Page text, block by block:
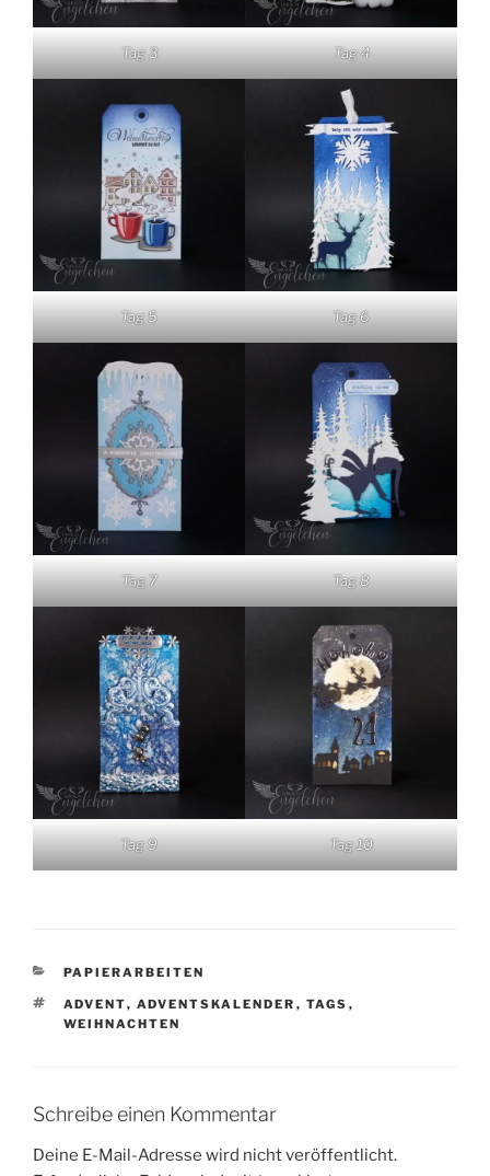
Tag 3 Tag 4
Tag 5 Tag 6
Tag 7 Tag 8
Tag 9 Tag 10
KATEGORIEN
PAPIERARBEITEN
SCHLAGWÖRTER
ADVENT, ADVENTSKALENDER , TAGS ,
WEIHNACHTEN
Schreibe einen Kommentar
Deine E-Mail-Adresse wird nicht veröffentlicht.